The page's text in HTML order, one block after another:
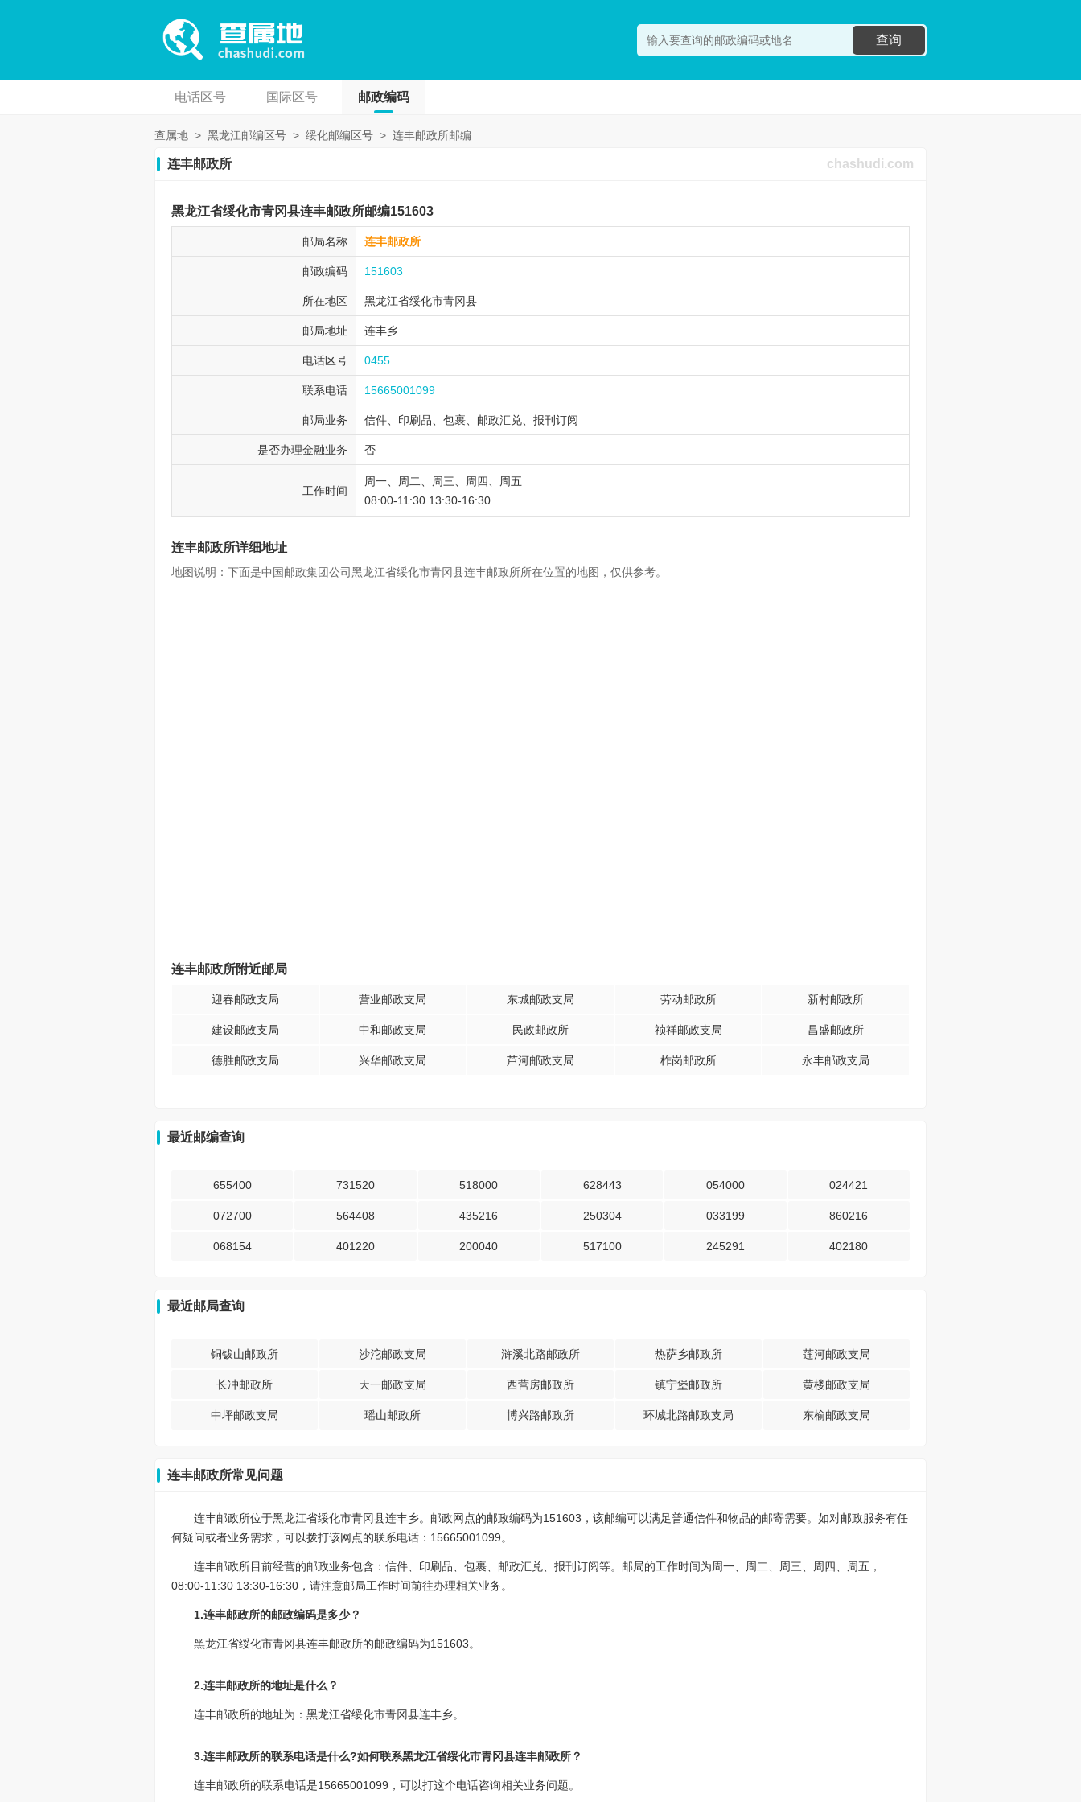
查询
电话区号 国际区号 邮政编码
查属地 > 黑龙江邮编区号 > 绥化邮编区号 > 连丰邮政所邮编
连丰邮政所 chashudi.com
黑龙江省绥化市青冈县连丰邮政所邮编151603
邮局名称 连丰邮政所
邮政编码 151603
所在地区 黑龙江省绥化市青冈县
邮局地址 连丰乡
电话区号 0455
联系电话 15665001099
邮局业务 信件、印刷品、包裹、邮政汇兑、报刊订阅
是否办理金融业务 否
工作时间
周一、周二、周三、周四、周五
08:00-11:30 13:30-16:30
连丰邮政所详细地址
地图说明：下面是中国邮政集团公司黑龙江省绥化市青冈县连丰邮政所所在位置的地图，仅供参考。
连丰邮政所附近邮局
迎春邮政支局 营业邮政支局 东城邮政支局 劳动邮政所 新村邮政所
建设邮政支局 中和邮政支局 民政邮政所 祯祥邮政支局 昌盛邮政所
德胜邮政支局 兴华邮政支局 芦河邮政支局 柞岗邮政所 永丰邮政支局
最近邮编查询
655400 731520 518000 628443 054000 024421
072700 564408 435216 250304 033199 860216
068154 401220 200040 517100 245291 402180
最近邮局查询
铜钹山邮政所 沙沱邮政支局 浒溪北路邮政所 热萨乡邮政所 莲河邮政支局
长冲邮政所 天一邮政支局 西营房邮政所 镇宁堡邮政所 黄楼邮政支局
中坪邮政支局 瑶山邮政所 博兴路邮政所 环城北路邮政支局 东榆邮政支局
连丰邮政所常见问题
连丰邮政所位于黑龙江省绥化市青冈县连丰乡。邮政网点的邮政编码为151603，该邮编可以满足普通信件和物品的邮寄需要。如对邮政服务有任
何疑问或者业务需求，可以拨打该网点的联系电话：15665001099。
连丰邮政所目前经营的邮政业务包含：信件、印刷品、包裹、邮政汇兑、报刊订阅等。邮局的工作时间为周一、周二、周三、周四、周五，
08:00-11:30 13:30-16:30，请注意邮局工作时间前往办理相关业务。
1.连丰邮政所的邮政编码是多少？
黑龙江省绥化市青冈县连丰邮政所的邮政编码为151603。
2.连丰邮政所的地址是什么？
连丰邮政所的地址为：黑龙江省绥化市青冈县连丰乡。
3.连丰邮政所的联系电话是什么?如何联系黑龙江省绥化市青冈县连丰邮政所？
连丰邮政所的联系电话是15665001099，可以打这个电话咨询相关业务问题。